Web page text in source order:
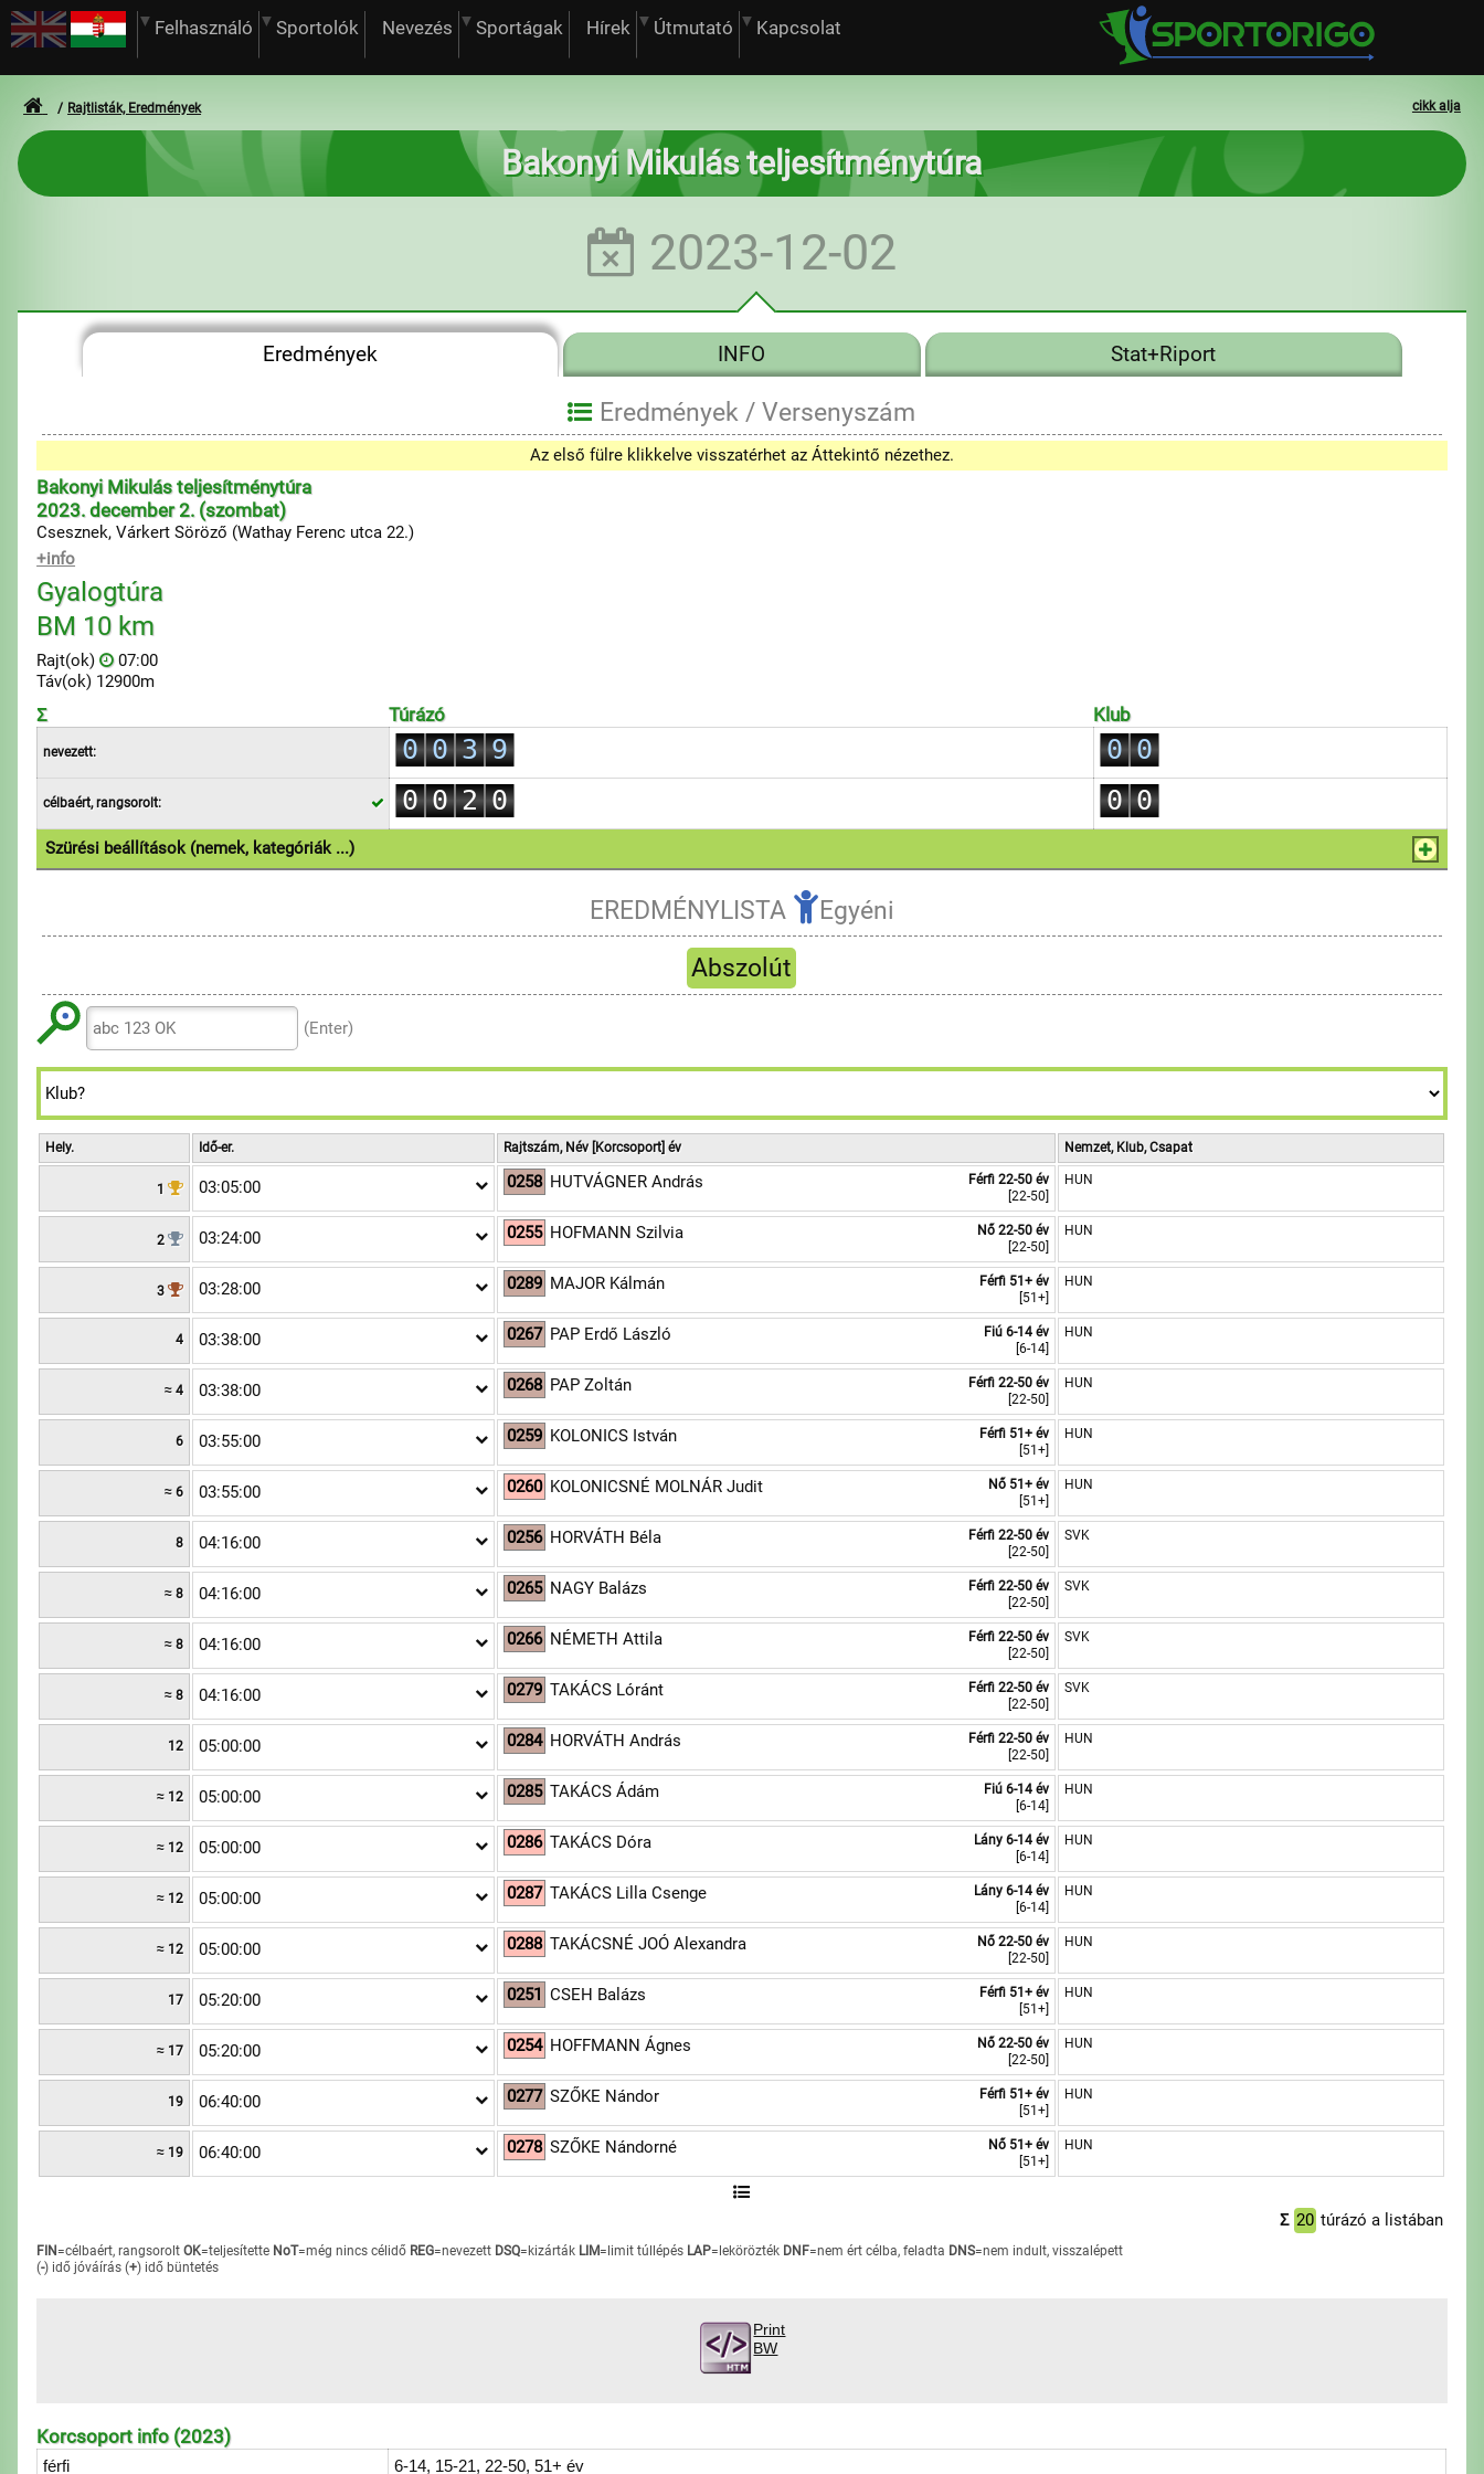
Felhasználó Sportolók Nevezés Sportágak Hírek Útmutató Kapcsolat
cikk alja
Rajtlisták, Eredmények
Bakonyi Mikulás teljesítménytúra
2023-12-02
Eredmények INFO Stat+Riport
Eredmények /Versenyszám
Az első fülre klikkelve visszatérhet az Áttekintő nézethez.
Bakonyi Mikulás teljesítménytúra
2023. december 2. (szombat)
Csesznek, Várkert Söröző (Wathay Ferenc utca 22.)
+info
Gyalogtúra
BM 10 km
Rajt(ok)
07:00
Táv(ok) 12900m
Σ Túrázó Klub
nevezett:
0
1
2
0
1
2
3
4
5
0
9
0
1
2
0
1
2
célbaért, rangsorolt:
0
1
2
4
6
8
0
1
2
4
6
8
0
1
2
3
4
6
8
0
1
2
4
6
8
0
1
2
4
6
8
0
1
2
4
6
8
Szürési beállítások (nemek, kategóriák ...)
Frissít
EREDMÉNYLISTA
Egyéni
Abszolút
(Enter)
Hely. Idő-er. Rajtszám, Név [Korcsoport] év Nemzet, Klub, Csapat
1 03:05:00 0258
Férfi 22-50 év
[22-50]
HUTVÁGNER András HUN
2 03:24:00 0255
Nő 22-50 év
[22-50]
HOFMANN Szilvia HUN
3 03:28:00 0289
Férfi 51+ év
[51+]
MAJOR Kálmán HUN
4 03:38:00 0267
Fiú 6-14 év
[6-14]
PAP Erdő László HUN
≈ 4 03:38:00 0268
Férfi 22-50 év
[22-50]
PAP Zoltán HUN
6 03:55:00 0259
Férfi 51+ év
[51+]
KOLONICS István HUN
≈ 6 03:55:00 0260
Nő 51+ év
[51+]
KOLONICSNÉ MOLNÁR Judit HUN
8 04:16:00 0256
Férfi 22-50 év
[22-50]
HORVÁTH Béla SVK
≈ 8 04:16:00 0265
Férfi 22-50 év
[22-50]
NAGY Balázs SVK
≈ 8 04:16:00 0266
Férfi 22-50 év
[22-50]
NÉMETH Attila SVK
≈ 8 04:16:00 0279
Férfi 22-50 év
[22-50]
TAKÁCS Lóránt SVK
12 05:00:00 0284
Férfi 22-50 év
[22-50]
HORVÁTH András HUN
≈ 12 05:00:00 0285
Fiú 6-14 év
[6-14]
TAKÁCS Ádám HUN
≈ 12 05:00:00 0286
Lány 6-14 év
[6-14]
TAKÁCS Dóra HUN
≈ 12 05:00:00 0287
Lány 6-14 év
[6-14]
TAKÁCS Lilla Csenge HUN
≈ 12 05:00:00 0288
Nő 22-50 év
[22-50]
TAKÁCSNÉ JOÓ Alexandra HUN
17 05:20:00 0251
Férfi 51+ év
[51+]
CSEH Balázs HUN
≈ 17 05:20:00 0254
Nő 22-50 év
[22-50]
HOFFMANN Ágnes HUN
19 06:40:00 0277
Férfi 51+ év
[51+]
SZŐKE Nándor HUN
≈ 19 06:40:00 0278
Nő 51+ év
[51+]
SZŐKE Nándorné HUN
Σ 20 túrázó a listában
FIN =célbaért, rangsorolt OK=teljesítette NoT=még nincs célidő REG=nevezett DSQ=kizárták LIM=limit túllépés LAP=lekörözték DNF=nem ért célba, feladta DNS=nem indult, visszalépett
(-) idő jóváírás (+) idő büntetés
Print
BW
Korcsoport info (2023)
férfi 6-14, 15-21, 22-50, 51+ év